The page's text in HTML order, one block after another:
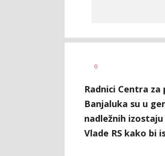
AUTOR
0
Radnici Centra
Banjaluka su u
nadležnih
Vlade RS kako bi